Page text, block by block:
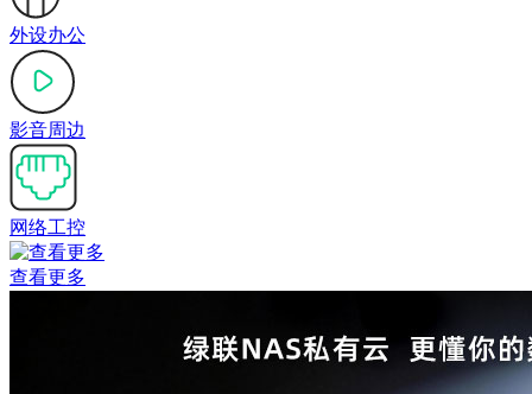
外设办公
影音周边
网络工控
查看更多